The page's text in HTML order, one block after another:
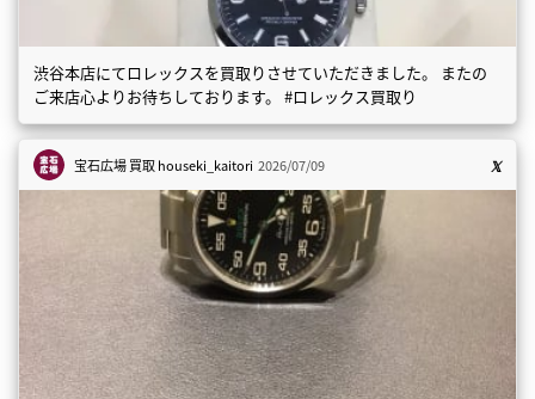
渋谷本店にてロレックスを買取りさせていただきました。 またの
ご来店心よりお待ちしております。 #ロレックス買取り
宝石広場 買取houseki_kaitori 2026/07/09